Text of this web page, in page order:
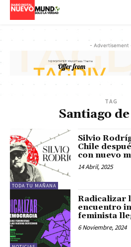
- Advertisement
TAG
Santiago
TODA TU MAÑANA
Silvio
Chile
con nuevo
14 Abril, 2025
Radicalizar
encuentro
feminista
6 Noviembre, 2024